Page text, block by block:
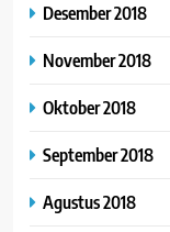
Desember 2018
November 2018
Oktober 2018
September 2018
Agustus 2018